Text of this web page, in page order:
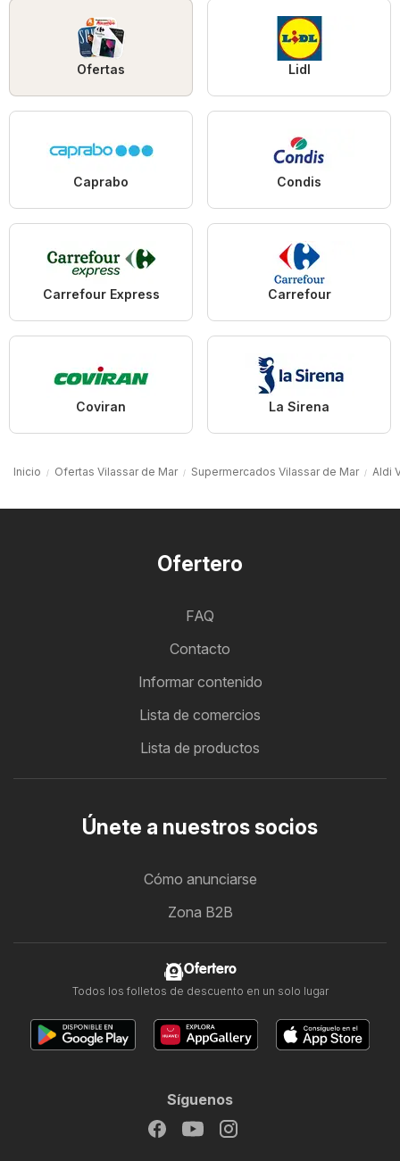
Ofertas Lidl
Caprabo Condis
Carrefour Express Carrefour
Coviran La Sirena
Inicio Ofertas Vilassar de Mar Supermercados Vilassar de Mar Aldi
Ofertero
FAQ
Contacto
Informar contenido
Lista de comercios
Lista de productos
Únete a nuestros socios
Cómo anunciarse
Zona B2B
Ofertero
Todos los folletos de descuento en un solo lugar
Síguenos